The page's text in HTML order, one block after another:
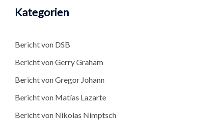
Kategorien
Bericht von DSB
Bericht von Gerry Graham
Bericht von Gregor Johann
Bericht von Matías Lazarte
Bericht von Nikolas Nimptsch